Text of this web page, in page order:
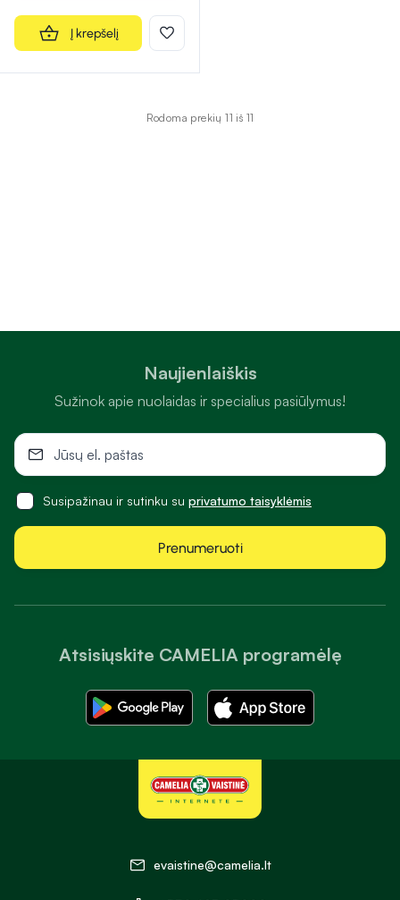
Į krepšelį
Rodoma prekių 11 iš 11
Atsisiųskite CAMELIA programėlę
Naujienlaiškis
Sužinok apie nuolaidas ir specialius pasiūlymus!
Susipažinau ir sutinku su privatumo taisyklėmis
Prenumeruoti
evaistine@camelia.lt